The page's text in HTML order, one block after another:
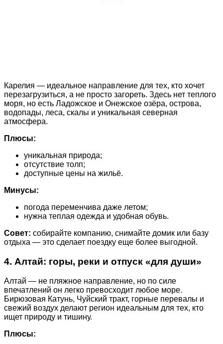
Карелия — идеальное направление для тех, кто хочет
перезагрузиться, а не просто загореть. Здесь нет теплого
моря, но есть Ладожское и Онежское озёра, острова,
водопады, леса, скалы и уникальная северная
атмосфера.
Плюсы:
уникальная природа;
отсутствие толп;
доступные цены на жильё.
Минусы:
погода переменчива даже летом;
нужна теплая одежда и удобная обувь.
Совет: собирайте компанию, снимайте домик или базу
отдыха — это сделает поездку еще более выгодной.
4. Алтай: горы, реки и отпуск «для души»
Алтай — не пляжное направление, но по силе
впечатлений он легко превосходит любое море.
Бирюзовая Катунь, Чуйский тракт, горные перевалы и
свежий воздух делают регион идеальным для тех, кто
ищет природу и тишину.
Плюсы: